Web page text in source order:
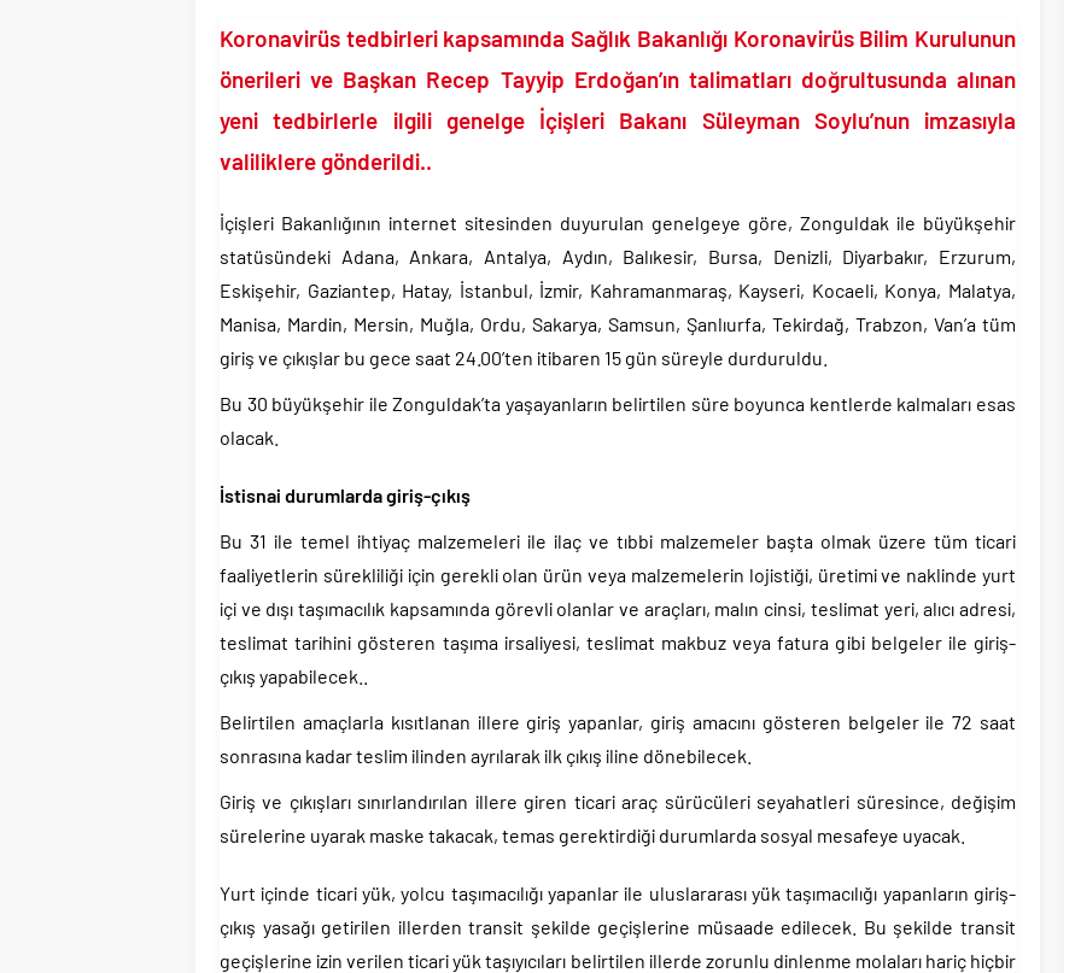
Etimesgut Belediye Başkanı Erdal Beşikçioğlu hakkında tutuklama talebi..
Donald Trump’ın İran saldırılarını durdurma kararını Netanyahu da sosyal medyadan öğrendi..
Günlerdir İran’a tehditler savurarak atıp tutan Trump yine kıvırdı!.
Savaşın kazananı 93 milyar dolar ile dev petrol şirketleri oldu!.
Koronavirüs tedbirleri kapsamında Sağlık Bakanlığı Koronavirüs Bilim Kurulunun
önerileri ve Başkan Recep Tayyip Erdoğan’ın talimatları doğrultusunda alınan
yeni tedbirlerle ilgili genelge İçişleri Bakanı Süleyman Soylu’nun imzasıyla
valiliklere gönderildi..
İçişleri Bakanlığının internet sitesinden duyurulan genelgeye göre, Zonguldak ile büyükşehir
statüsündeki Adana, Ankara, Antalya, Aydın, Balıkesir, Bursa, Denizli, Diyarbakır, Erzurum,
Eskişehir, Gaziantep, Hatay, İstanbul, İzmir, Kahramanmaraş, Kayseri, Kocaeli, Konya, Malatya,
Manisa, Mardin, Mersin, Muğla, Ordu, Sakarya, Samsun, Şanlıurfa, Tekirdağ, Trabzon, Van’a tüm
giriş ve çıkışlar bu gece saat 24.00’ten itibaren 15 gün süreyle durduruldu.
Bu 30 büyükşehir ile Zonguldak’ta yaşayanların belirtilen süre boyunca kentlerde kalmaları esas
olacak.
İstisnai durumlarda giriş-çıkış
Bu 31 ile temel ihtiyaç malzemeleri ile ilaç ve tıbbi malzemeler başta olmak üzere tüm ticari
faaliyetlerin sürekliliği için gerekli olan ürün veya malzemelerin lojistiği, üretimi ve naklinde yurt
içi ve dışı taşımacılık kapsamında görevli olanlar ve araçları, malın cinsi, teslimat yeri, alıcı adresi,
teslimat tarihini gösteren taşıma irsaliyesi, teslimat makbuz veya fatura gibi belgeler ile giriş-
çıkış yapabilecek..
Belirtilen amaçlarla kısıtlanan illere giriş yapanlar, giriş amacını gösteren belgeler ile 72 saat
sonrasına kadar teslim ilinden ayrılarak ilk çıkış iline dönebilecek.
Giriş ve çıkışları sınırlandırılan illere giren ticari araç sürücüleri seyahatleri süresince, değişim
sürelerine uyarak maske takacak, temas gerektirdiği durumlarda sosyal mesafeye uyacak.
Yurt içinde ticari yük, yolcu taşımacılığı yapanlar ile uluslararası yük taşımacılığı yapanların giriş-
çıkış yasağı getirilen illerden transit şekilde geçişlerine müsaade edilecek. Bu şekilde transit
geçişlerine izin verilen ticari yük taşıyıcıları belirtilen illerde zorunlu dinlenme molaları hariç hiçbir